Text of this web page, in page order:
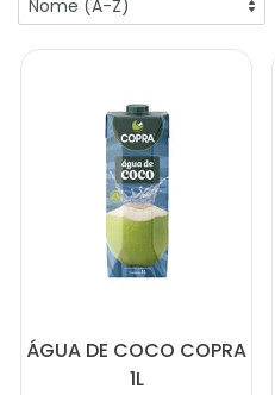
ÁGUA DE COCO COPRA
1L